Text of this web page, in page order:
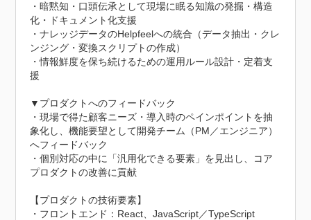
・暗黙知・口頭伝承として現場に眠る知識の発掘・構造
化・ドキュメント化支援
・ナレッジデータのHelpfeelへの統合（データ抽出・クレ
ンジング・変換スクリプトの作成）
・情報鮮度を保ち続けるための運用ルール設計・定着支
援
▼プロダクトへのフィードバック
・現場で得た顧客ニーズ・導入時のペインポイントを抽
象化し、機能要望として開発チーム（PM／エンジニア）
へフィードバック
・個別対応の中に「汎用化できる要素」を見出し、コア
プロダクトの改善に貢献
【プロダクトの技術要素】
・フロントエンド：React、JavaScript／TypeScript